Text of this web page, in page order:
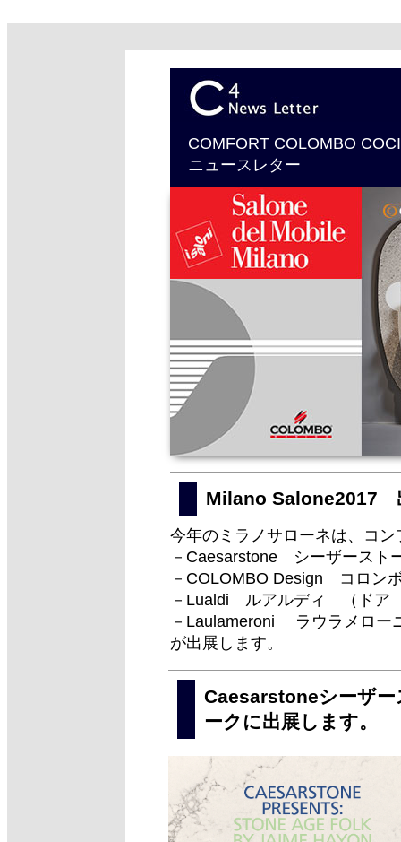
COMFORT COLOMBO
ニュースレター
Milano Salone2017
今年のミラノサローネは、コ
－Caesarstone シーザースト
－COLOMBO Design コロン
－Lualdi ルアルディ （ドア
－Laulameroni ラウラメロ
が出展します。
Caesarstoneシーザ
ークに出展します。